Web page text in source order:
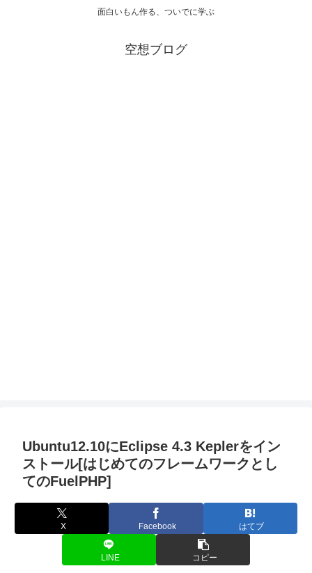
面白いもん作る、ついでに学ぶ
空想ブログ
Ubuntu12.10にEclipse 4.3 Keplerをイン
ストール[はじめてのフレームワークとし
てのFuelPHP]
X Facebook はてブ
LINE コピー